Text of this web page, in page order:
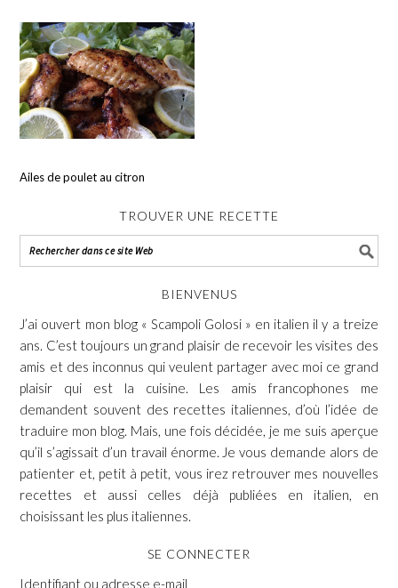
Ailes de poulet au citron
TROUVER UNE RECETTE
BIENVENUS
J’ai ouvert mon blog « Scampoli Golosi » en italien il y a treize
ans. C’est toujours un grand plaisir de recevoir les visites des
amis et des inconnus qui veulent partager avec moi ce grand
plaisir qui est la cuisine. Les amis francophones me
demandent souvent des recettes italiennes, d’où l’idée de
traduire mon blog. Mais, une fois décidée, je me suis aperçue
qu’il s’agissait d’un travail énorme. Je vous demande alors de
patienter et, petit à petit, vous irez retrouver mes nouvelles
recettes et aussi celles déjà publiées en italien, en
choisissant les plus italiennes.
SE CONNECTER
Identifiant ou adresse e-mail